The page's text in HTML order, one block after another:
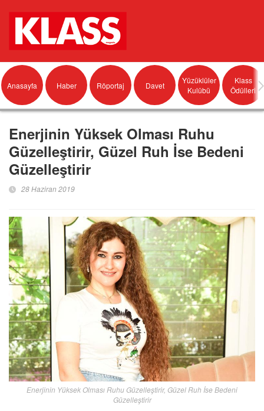
Anasayfa Haber Röportaj Davet
Yüzüklüler
Kulübü
Klass
Ödülleri
Enerjinin Yüksek Olması Ruhu
Güzelleştirir, Güzel Ruh İse Bedeni
Güzelleştirir
28 Haziran 2019
Enerjinin Yüksek Olması Ruhu Güzelleştirir, Güzel Ruh İse Bedeni
Güzelleştirir